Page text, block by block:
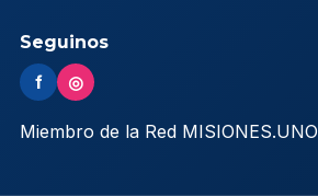
Seguinos
f ◎
Miembro de la Red MISIONES.UNO